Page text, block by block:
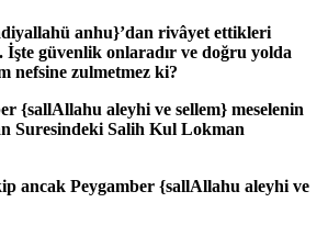
anhu}’dan rivâyet ettikleri
İşte güvenlik onlaradır ve doğru yolda
nefsine zulmetmez ki?
{sallAllahu aleyhi ve sellem} meselenin
Suresindeki Salih Kul Lokman
ancak Peygamber {sallAllahu aleyhi ve